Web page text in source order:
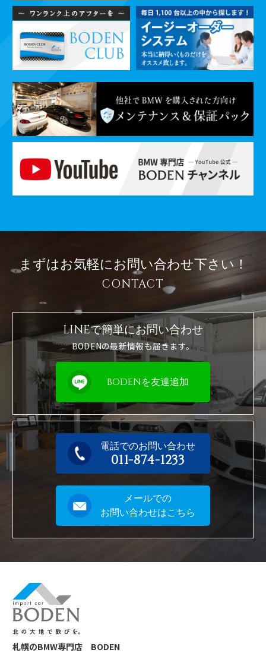
まずはお気軽にお問い合わせ下さい！
CONTACT
LINEで簡単にお問い合わせ
BODENの最新情報も届きます。
BODENを友達追加
電話でのお問い合わせ
011-874-1233
メールでの
お問い合わせはこちら
札幌のBMW専門店 BODEN